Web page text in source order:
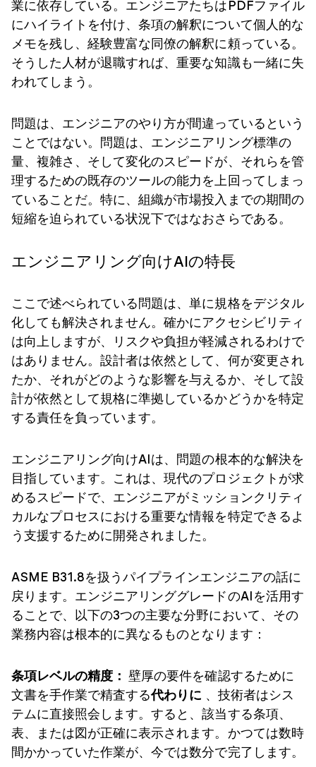
業に依存している。エンジニアたちはPDFファイル
にハイライトを付け、条項の解釈について個人的な
メモを残し、経験豊富な同僚の解釈に頼っている。
そうした人材が退職すれば、重要な知識も一緒に失
われてしまう。
問題は、エンジニアのやり方が間違っているという
ことではない。問題は、エンジニアリング標準の
量、複雑さ、そして変化のスピードが、それらを管
理するための既存のツールの能力を上回ってしまっ
ていることだ。特に、組織が市場投入までの期間の
短縮を迫られている状況下ではなおさらである。
エンジニアリング向けAIの特長
ここで述べられている問題は、単に規格をデジタル
化しても解決されません。確かにアクセシビリティ
は向上しますが、リスクや負担が軽減されるわけで
はありません。設計者は依然として、何が変更され
たか、それがどのような影響を与えるか、そして設
計が依然として規格に準拠しているかどうかを特定
する責任を負っています。
エンジニアリング向けAIは、問題の根本的な解決を
目指しています。これは、現代のプロジェクトが求
めるスピードで、エンジニアがミッションクリティ
カルなプロセスにおける重要な情報を特定できるよ
う支援するために開発されました。
ASME B31.8を扱うパイプラインエンジニアの話に
戻ります。エンジニアリンググレードのAIを活用す
ることで、以下の3つの主要な分野において、その
業務内容は根本的に異なるものとなります：
条項レベルの精度：壁厚の要件を確認するために
文書を手作業で精査する代わりに 、技術者はシス
テムに直接照会します。すると、該当する条項、
表、または図が正確に表示されます。かつては数時
間かかっていた作業が、今では数分で完了します。